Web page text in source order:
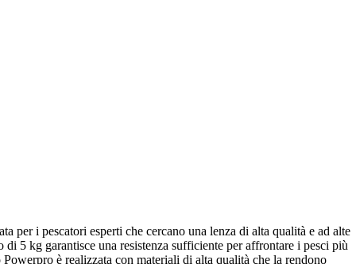
per i pescatori esperti che cercano una lenza di alta qualità e ad alte
5 kg garantisce una resistenza sufficiente per affrontare i pesci più
è realizzata con materiali di alta qualità che la rendono